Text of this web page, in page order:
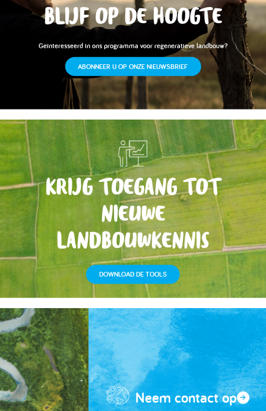
BLIJF OP DE HOOGTE
Geïnteresseerd in ons programma voor regeneratieve landbouw?
ABONNEER U OP ONZE NIEUWSBRIEF
KRIJG TOEGANG TOT
NIEUWE
LANDBOUWKENNIS
DOWNLOAD DE TOOLS
Neem contact op